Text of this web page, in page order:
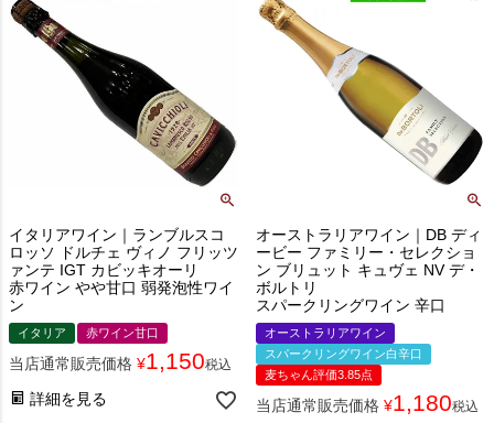
イタリアワイン｜ランブルスコ
ロッソ ドルチェ ヴィノ フリッツ
ァンテ IGT カビッキオーリ
赤ワイン やや甘口 弱発泡性ワイ
ン
イタリア 赤ワイン甘口
当店通常販売価格 ¥1,150税込
詳細を見る
オーストラリアワイン｜DB ディ
ービー ファミリー・セレクショ
ン ブリュット キュヴェ NV デ・
ボルトリ
スパークリングワイン 辛口
オーストラリアワイン
スパークリングワイン白辛口
麦ちゃん評価3.85点
当店通常販売価格 ¥1,180税込